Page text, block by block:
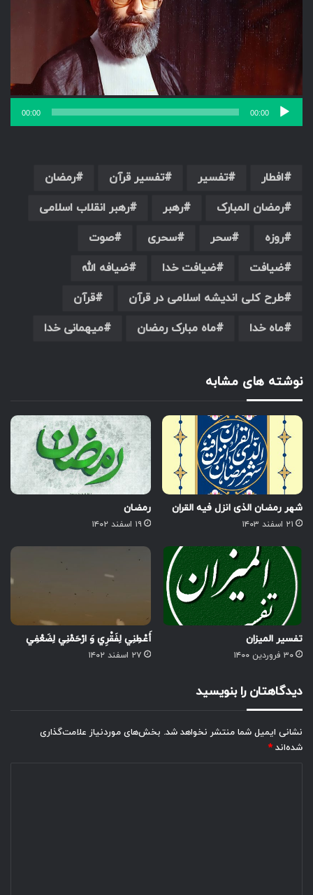
00:00
00:00
افطار تفسیر تفسیر قرآن
رمضان
رمضان المبارک
رهبر
رهبر انقلاب اسلامی
روزه
سحر سحری
صوت
ضیافت
ضیافت خدا
ضیافه الله
طرح کلی اندیشه اسلامی در قرآن
قرآن
ماه خدا
ماه مبارک رمضان میهمانی خدا
نوشته های مشابه
شهر رمضان الذی انزل فیه القران
۲۱ اسفند ۱۴۰۳
رمضان
۱۹ اسفند ۱۴۰۲
تفسیر المیزان
۳۰ فروردین ۱۴۰۰
أَعْطِنِي لِفَقْرِي وَ ارْحَمْنِي لِضَعْفِي
۲۷ اسفند ۱۴۰۲
دیدگاهتان را بنویسید
نشانی ایمیل شما منتشر نخواهد شد. بخش‌های موردنیاز علامت‌گذاری
شده‌اند *